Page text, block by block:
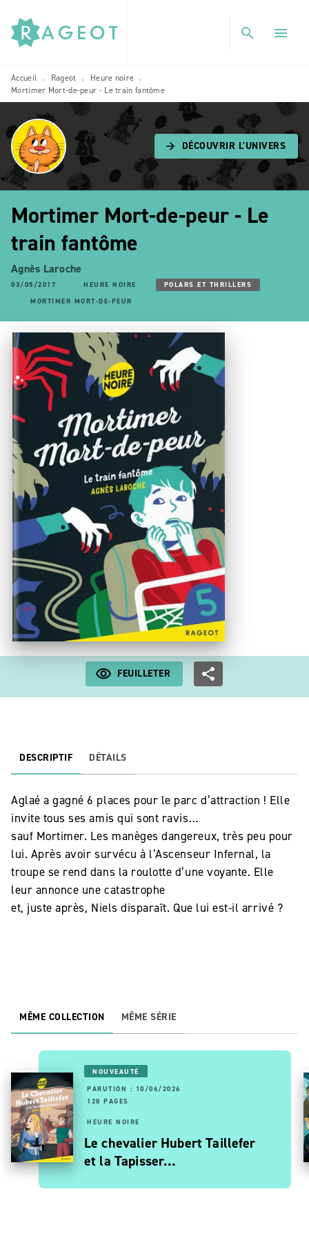
MENU RECHERCHE
PIED DE PAGE
search menu
Accueil • Rageot • Heure noire •
Mortimer Mort-de-peur - Le train fantôme
arrow_forward DÉCOUVRIR L'UNIVERS
Mortimer Mort-de-peur - Le
train fantôme
Agnès Laroche
03/05/2017 HEURE NOIRE
POLARS ET THRILLERS
MORTIMER MORT-DE-PEUR
FEUILLETER
DESCRIPTIF DÉTAILS
Aglaé a gagné 6 places pour le parc d’attraction ! Elle
invite tous ses amis qui sont ravis…
sauf Mortimer. Les manèges dangereux, très peu pour
lui. Après avoir survécu à l’Ascenseur Infernal, la
troupe se rend dans la roulotte d’une voyante. Elle
leur annonce une catastrophe
et, juste après, Niels disparaît. Que lui est-il arrivé ?
MÊME COLLECTION MÊME SÉRIE
NOUVEAUTÉ
PARUTION : 10/06/2026
128 PAGES
HEURE NOIRE
Le chevalier Hubert Taillefer
et la Tapisser…